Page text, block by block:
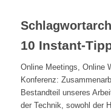
10 Instant-
Online Meetings, Online
Konferenz:
Bestandteil unseres
der Technik, sowohl der